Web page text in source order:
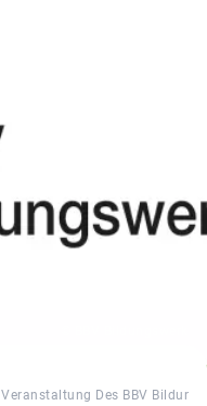
Veranstaltung Des BBV